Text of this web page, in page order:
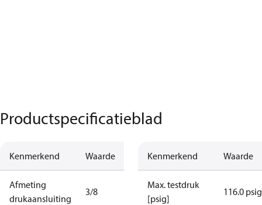
Productspecificatieblad
Kenmerkend Waarde
Afmeting
drukaansluiting
3/8
Kenmerkend Waarde
Max. testdruk
[psig]
116.0 psig